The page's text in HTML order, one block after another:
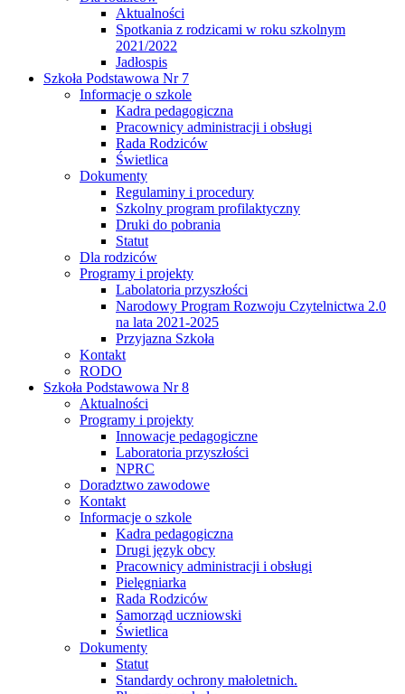
Aktualności
Spotkania z rodzicami w roku szkolnym
2021/2022
Jadłospis
Szkoła Podstawowa Nr 7
Informacje o szkole
Kadra pedagogiczna
Pracownicy administracji i obsługi
Rada Rodziców
Świetlica
Dokumenty
Regulaminy i procedury
Szkolny program profilaktyczny
Druki do pobrania
Statut
Dla rodziców
Programy i projekty
Labolatoria przyszłości
Narodowy Program Rozwoju Czytelnictwa 2.0
na lata 2021-2025
Przyjazna Szkoła
Kontakt
RODO
Szkoła Podstawowa Nr 8
Aktualności
Programy i projekty
Innowacje pedagogiczne
Laboratoria przyszłości
NPRC
Doradztwo zawodowe
Kontakt
Informacje o szkole
Kadra pedagogiczna
Drugi język obcy
Pracownicy administracji i obsługi
Pielęgniarka
Rada Rodziców
Samorząd uczniowski
Świetlica
Dokumenty
Statut
Standardy ochrony małoletnich.